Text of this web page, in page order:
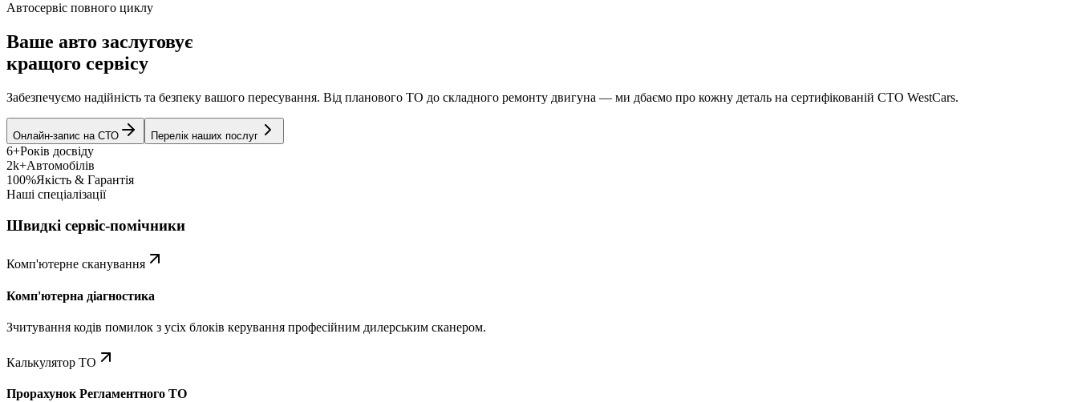
Автосервіс повного циклу
Ваше авто заслуговує
кращого сервісу
Забезпечуємо надійність та безпеку вашого пересування. Від планового ТО до складного ремонту двигуна — ми дбаємо про кожну деталь на сертифікованій СТО WestCars.
Онлайн-запис на СТО Перелік наших послуг
6+Років досвіду
2k+Автомобілів
100%Якість & Гарантія
Наші спеціалізації
Швидкі сервіс-помічники
Комп'ютерне сканування
Комп'ютерна діагностика
Зчитування кодів помилок з усіх блоків керування професійним дилерським сканером.
Калькулятор ТО
Прорахунок Регламентного ТО